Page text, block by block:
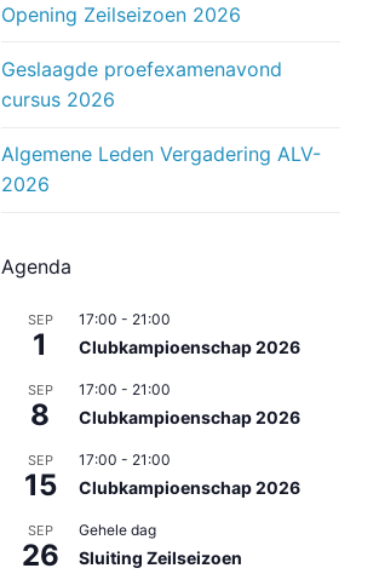
Opening Zeilseizoen 2026
Geslaagde proefexamenavond
cursus 2026
Algemene Leden Vergadering ALV-
2026
Agenda
SEP
1
17:00 - 21:00
Clubkampioenschap 2026
SEP
8
17:00 - 21:00
Clubkampioenschap 2026
SEP
15
17:00 - 21:00
Clubkampioenschap 2026
SEP
26
Gehele dag
Sluiting Zeilseizoen